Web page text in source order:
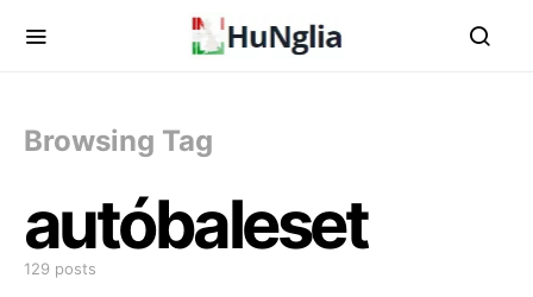
Browsing Tag
autóbaleset
129 posts